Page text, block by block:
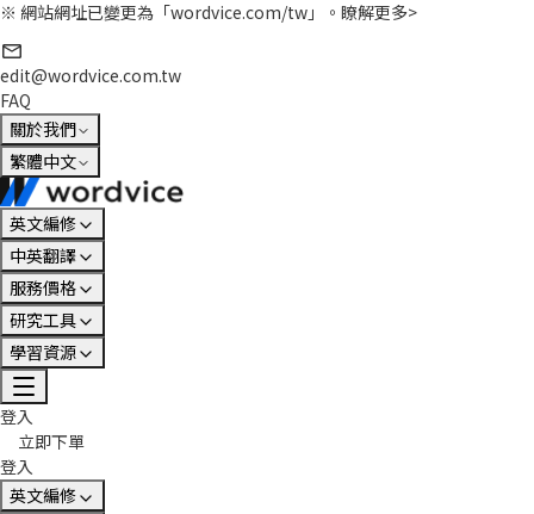
※ 網站網址已變更為「wordvice.com/tw」。 瞭解更多>
edit@wordvice.com.tw
FAQ
關於我們
繁體中文
英文編修
中英翻譯
服務價格
研究工具
學習資源
登入
立即下單
登入
英文編修